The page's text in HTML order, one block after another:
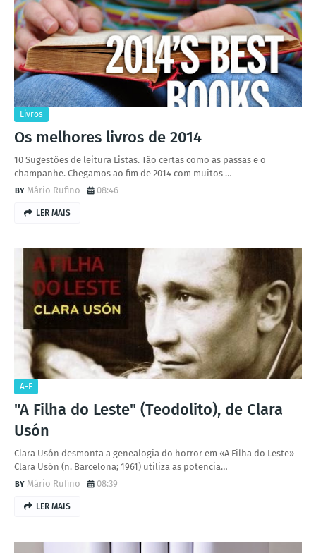
Livros
Os melhores livros de 2014
10 Sugestões de leitura Listas. Tão certas como as passas e o
champanhe. Chegamos ao fim de 2014 com muitos …
Mário Rufino
08:46
LER MAIS
A-F
"A Filha do Leste" (Teodolito), de Clara
Usón
Clara Usón desmonta a genealogia do horror em «A Filha do Leste»
Clara Usón (n. Barcelona; 1961) utiliza as potencia…
Mário Rufino
08:39
LER MAIS